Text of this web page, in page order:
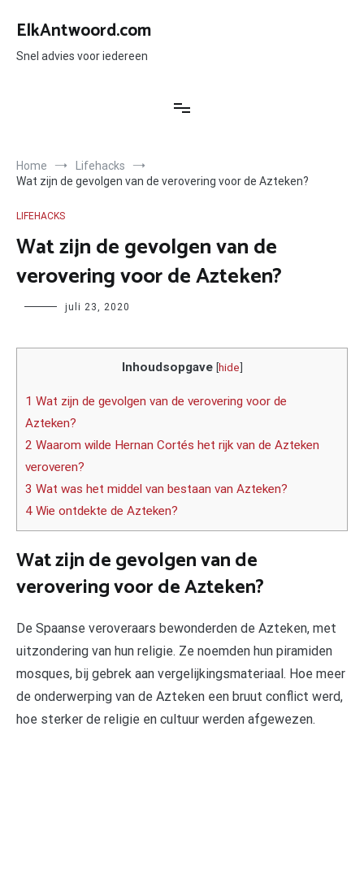
naar
inhoud
ElkAntwoord.com
Snel advies voor iedereen
Home
Lifehacks
Wat zijn de gevolgen van de verovering voor de Azteken?
LIFEHACKS
Wat zijn de gevolgen van de
verovering voor de Azteken?
Author juli 23, 2020
Inhoudsopgave [hide]
1 Wat zijn de gevolgen van de verovering voor de
Azteken?
2 Waarom wilde Hernan Cortés het rijk van de Azteken
veroveren?
3 Wat was het middel van bestaan van Azteken?
4 Wie ontdekte de Azteken?
Wat zijn de gevolgen van de
verovering voor de Azteken?
De Spaanse veroveraars bewonderden de Azteken, met
uitzondering van hun religie. Ze noemden hun piramiden
mosques, bij gebrek aan vergelijkingsmateriaal. Hoe meer
de onderwerping van de Azteken een bruut conflict werd,
hoe sterker de religie en cultuur werden afgewezen.